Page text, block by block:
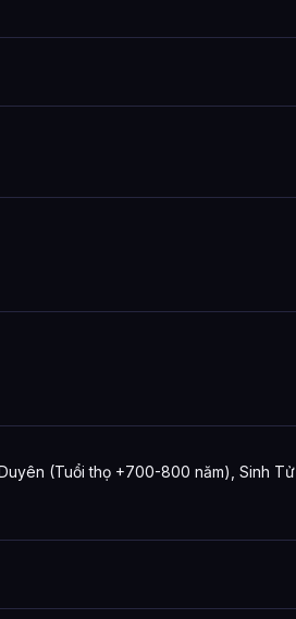
(Tuổi thọ +700-800 năm), Sinh Tử